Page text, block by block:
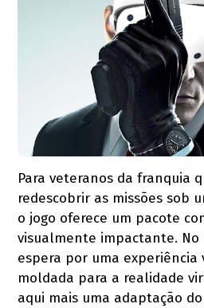
Para veteranos da franquia
redescobrir as missões sob
o jogo oferece um pacote
visualmente impactante.
espera por uma experiência
moldada para a realidade
aqui mais uma adaptação